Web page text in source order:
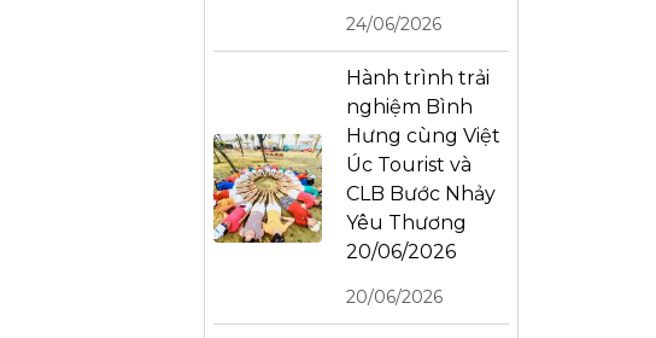
24/06/2026
Hành trình trải
nghiệm Bình
Hưng cùng Việt
Úc Tourist và
CLB Bước Nhảy
Yêu Thương
20/06/2026
20/06/2026